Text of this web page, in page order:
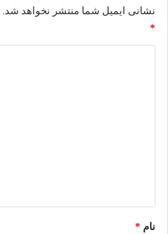
نشانی ایمیل شما منتشر نخواهد شد.
*
نام *